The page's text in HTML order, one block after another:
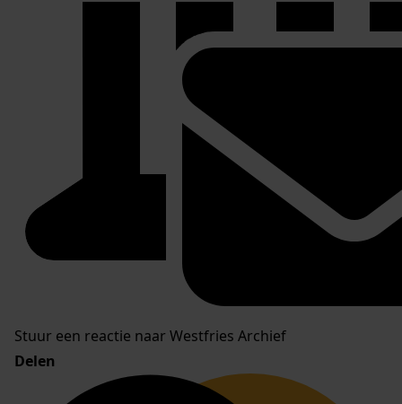
Stuur een reactie naar Westfries Archief
Delen